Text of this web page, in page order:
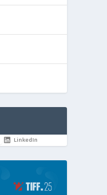
LinkedIn